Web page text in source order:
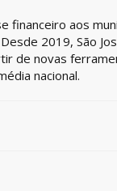
financeiro aos
2019, São
de novas
nacional.